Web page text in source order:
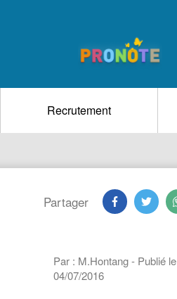
Recrutement
Partager
Par : M.Hontang - Publié le
04/07/2016